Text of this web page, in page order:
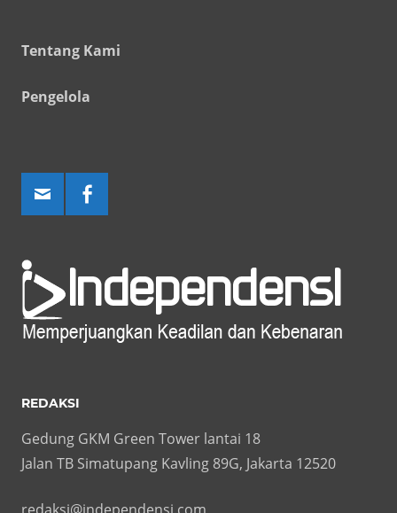
Tentang Kami
Pengelola
REDAKSI
Gedung GKM Green Tower lantai 18
Jalan TB Simatupang Kavling 89G, Jakarta 12520